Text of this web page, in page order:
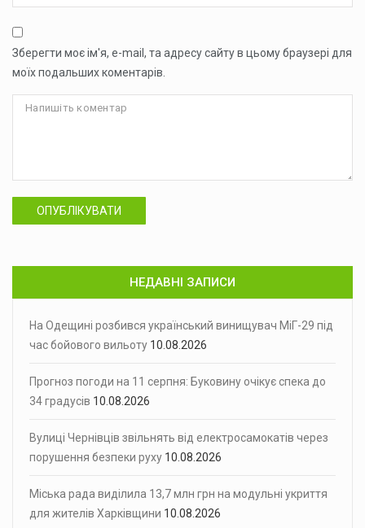
Зберегти моє ім'я, e-mail, та адресу сайту в цьому браузері для
моїх подальших коментарів.
ОПУБЛІКУВАТИ
НЕДАВНІ ЗАПИСИ
На Одещині розбився український винищувач МіГ-29 під
час бойового вильоту 10.08.2026
Прогноз погоди на 11 серпня: Буковину очікує спека до
34 градусів 10.08.2026
Вулиці Чернівців звільнять від електросамокатів через
порушення безпеки руху 10.08.2026
Міська рада виділила 13,7 млн грн на модульні укриття
для жителів Харківщини 10.08.2026